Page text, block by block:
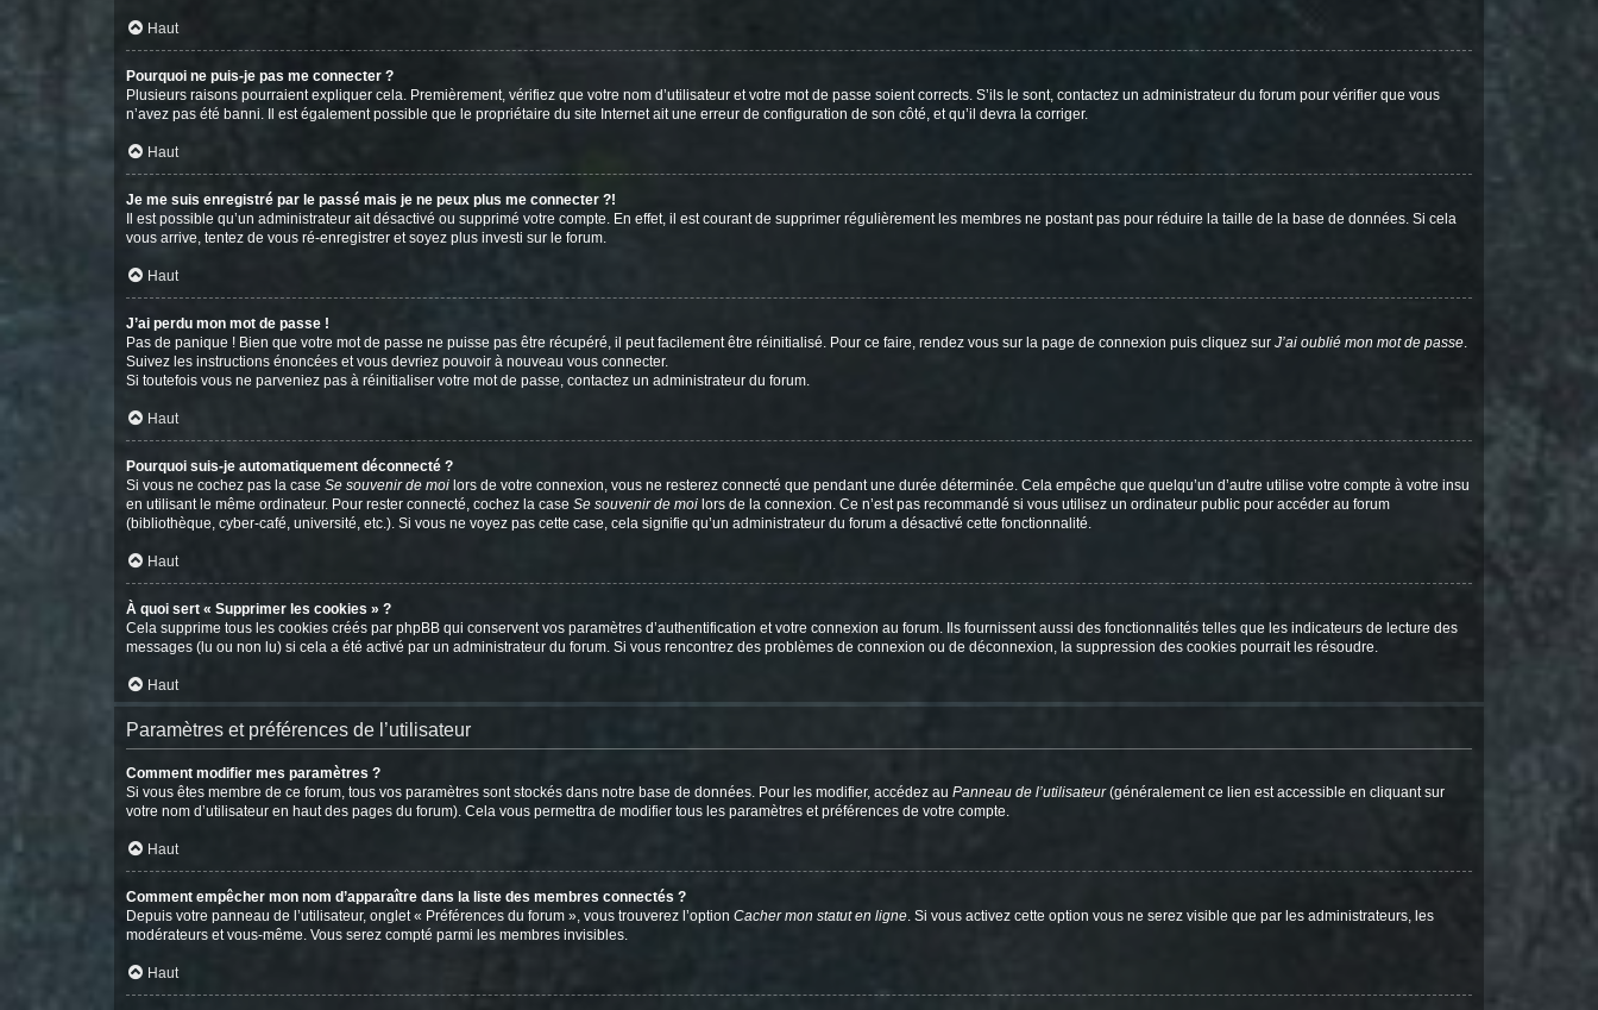
Haut
Pourquoi ne puis-je pas me connecter ?
Plusieurs raisons pourraient expliquer cela. Premièrement, vérifiez que votre nom d’utilisateur et votre mot de passe soient corrects. S’ils le sont, contactez un administrateur du forum pour vérifier que vous
n’avez pas été banni. Il est également possible que le propriétaire du site Internet ait une erreur de configuration de son côté, et qu’il devra la corriger.
Haut
Je me suis enregistré par le passé mais je ne peux plus me connecter ?!
Il est possible qu’un administrateur ait désactivé ou supprimé votre compte. En effet, il est courant de supprimer régulièrement les membres ne postant pas pour réduire la taille de la base de données. Si cela
vous arrive, tentez de vous ré-enregistrer et soyez plus investi sur le forum.
Haut
J’ai perdu mon mot de passe !
Pas de panique ! Bien que votre mot de passe ne puisse pas être récupéré, il peut facilement être réinitialisé. Pour ce faire, rendez vous sur la page de connexion puis cliquez sur J’ai oublié mon mot de passe
Suivez les instructions énoncées et vous devriez pouvoir à nouveau vous connecter.
Si toutefois vous ne parveniez pas à réinitialiser votre mot de passe, contactez un administrateur du forum.
Haut
Pourquoi suis-je automatiquement déconnecté ?
Si vous ne cochez pas la case Se souvenir de moi lors de votre connexion, vous ne resterez connecté que pendant une durée déterminée. Cela empêche que quelqu’un d’autre utilise votre compte à votre insu
en utilisant le même ordinateur. Pour rester connecté, cochez la case Se souvenir de moi lors de la connexion. Ce n’est pas recommandé si vous utilisez un ordinateur public pour accéder au forum
(bibliothèque, cyber-café, université, etc.). Si vous ne voyez pas cette case, cela signifie qu’un administrateur du forum a désactivé cette fonctionnalité.
Haut
À quoi sert « Supprimer les cookies » ?
Cela supprime tous les cookies créés par phpBB qui conservent vos paramètres d’authentification et votre connexion au forum. Ils fournissent aussi des fonctionnalités telles que les indicateurs de lecture des
messages (lu ou non lu) si cela a été activé par un administrateur du forum. Si vous rencontrez des problèmes de connexion ou de déconnexion, la suppression des cookies pourrait les résoudre.
Haut
Paramètres et préférences de l’utilisateur
Comment modifier mes paramètres ?
Si vous êtes membre de ce forum, tous vos paramètres sont stockés dans notre base de données. Pour les modifier, accédez au Panneau de l’utilisateur(généralement ce lien est accessible en cliquant sur
votre nom d’utilisateur en haut des pages du forum). Cela vous permettra de modifier tous les paramètres et préférences de votre compte.
Haut
Comment empêcher mon nom d’apparaître dans la liste des membres connectés ?
Depuis votre panneau de l’utilisateur, onglet « Préférences du forum », vous trouverez l’option Cacher mon statut en ligne . Si vous activez cette option vous ne serez visible que par les administrateurs, les
modérateurs et vous-même. Vous serez compté parmi les membres invisibles.
Haut